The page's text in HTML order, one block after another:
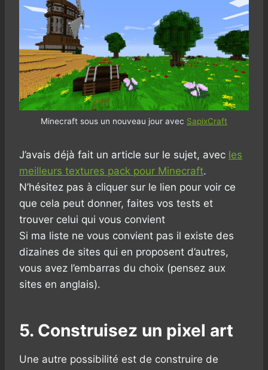
Minecraft sous un nouveau jour avec SapixCraft
J’avais déjà fait un article sur le sujet, avec les
meilleurs textures pack pour Minecraft.
N’hésitez pas à cliquer sur le lien pour voir ce
que cela peut donner, faites vos tests et
trouver celui qui vous convient
Si ma liste ne vous convient pas il existe des
dizaines de sites qui en proposent d’autres,
vous avez l’embarras du choix (pensez aux
sites en anglais).
5. Construisez un pixel art
Une autre possibilité est de construire de